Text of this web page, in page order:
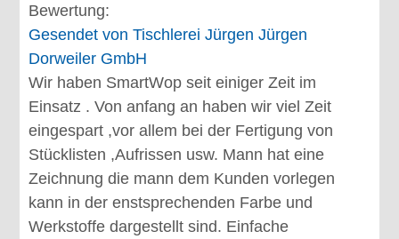
Bewertung:
Gesendet vonTischlerei Jürgen Jürgen
Dorweiler GmbH
Wir haben SmartWop seit einiger Zeit im
Einsatz . Von anfang an haben wir viel Zeit
eingespart ,vor allem bei der Fertigung von
Stücklisten ,Aufrissen usw. Mann hat eine
Zeichnung die mann dem Kunden vorlegen
kann in der enstsprechenden Farbe und
Werkstoffe dargestellt sind. Einfache